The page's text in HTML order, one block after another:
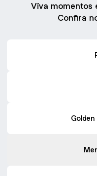
Viva momentos
Confira
Golden